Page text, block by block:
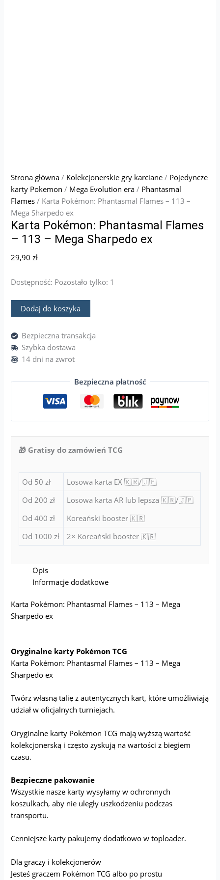
Strona główna / Kolekcjonerskie gry karciane / Pojedyncze
karty Pokemon / Mega Evolution era / Phantasmal
Flames / Karta Pokémon: Phantasmal Flames – 113 –
Mega Sharpedo ex
Karta Pokémon: Phantasmal Flames
– 113 – Mega Sharpedo ex
29,90zł
Dostępność: Pozostało tylko: 1
Dodaj do koszyka
Bezpieczna transakcja
Szybka dostawa
14 dni na zwrot
Bezpieczna płatność
🎁 Gratisy do zamówień TCG
Od 50 zł
Losowa karta EX 🇰🇷/🇯🇵
Od 200 zł
Losowa karta AR lub lepsza 🇰🇷/🇯🇵
Od 400 zł
Koreański booster 🇰🇷
Od 1000 zł
2× Koreański booster 🇰🇷
Opis
Informacje dodatkowe
Karta Pokémon: Phantasmal Flames – 113 – Mega
Sharpedo ex
Oryginalne karty Pokémon TCG
Karta Pokémon: Phantasmal Flames – 113 – Mega
Sharpedo ex
Twórz własną talię z autentycznych kart, które umożliwiają
udział w oficjalnych turniejach.
Oryginalne karty Pokémon TCG mają wyższą wartość
kolekcjonerską i często zyskują na wartości z biegiem
czasu.
Bezpieczne pakowanie
Wszystkie nasze karty wysyłamy w ochronnych
koszulkach, aby nie uległy uszkodzeniu podczas
transportu.
Cenniejsze karty pakujemy dodatkowo w toploader.
Dla graczy i kolekcjonerów
Jesteś graczem Pokémon TCG albo po prostu